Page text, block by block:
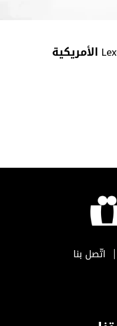
Lexus LFA Nürburgring Package الأمريكية
اتّصل بنا